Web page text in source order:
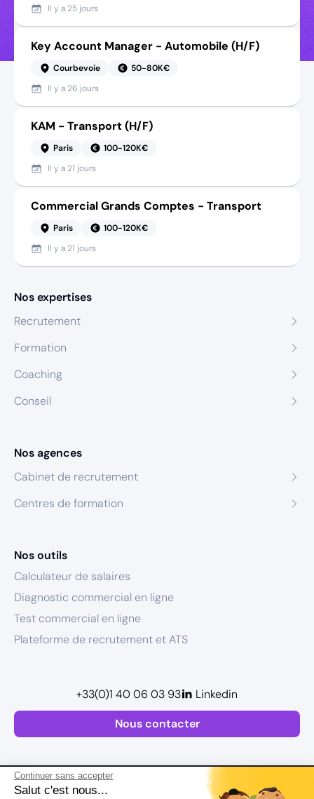
Continuer sans accepter
Salut c'est nous...
Il y a 25 jours
Key Account Manager - Automobile (H/F)
Courbevoie
50-80K€
Il y a 26 jours
KAM - Transport (H/F)
Paris
100-120K€
Il y a 21 jours
Commercial Grands Comptes - Transport
Paris
100-120K€
Il y a 21 jours
Nos expertises
Recrutement
Formation
Coaching
Conseil
Nos agences
Cabinet de recrutement
Centres de formation
Nos outils
Calculateur de salaires
Diagnostic commercial en ligne
Test commercial en ligne
Plateforme de recrutement et ATS
Nous contacter
+33(0)1 40 06 03 93 Linkedin